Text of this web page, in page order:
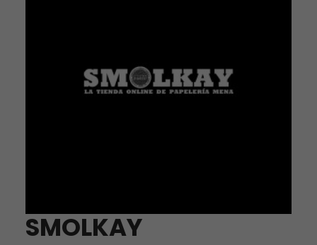
SMOLKAY